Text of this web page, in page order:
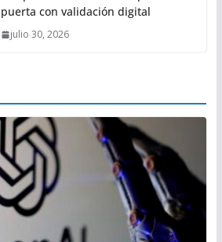
puerta con validación digital
julio 30, 2026